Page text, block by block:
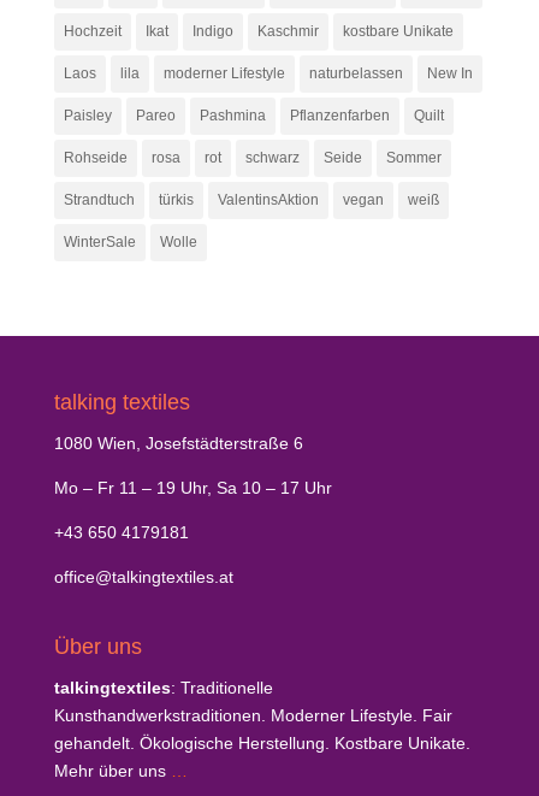
Hochzeit Ikat Indigo Kaschmir kostbare Unikate
Laos lila moderner Lifestyle naturbelassen New In
Paisley Pareo Pashmina Pflanzenfarben Quilt
Rohseide rosa rot schwarz Seide Sommer
Strandtuch türkis ValentinsAktion vegan weiß
WinterSale Wolle
talking textiles
1080 Wien, Josefstädterstraße 6
Mo – Fr 11 – 19 Uhr, Sa 10 – 17 Uhr
+43 650 4179181
office@talkingtextiles.at
Über uns
talkingtextiles: Traditionelle
Kunsthandwerkstraditionen. Moderner Lifestyle. Fair
gehandelt. Ökologische Herstellung. Kostbare Unikate.
Mehr über uns…